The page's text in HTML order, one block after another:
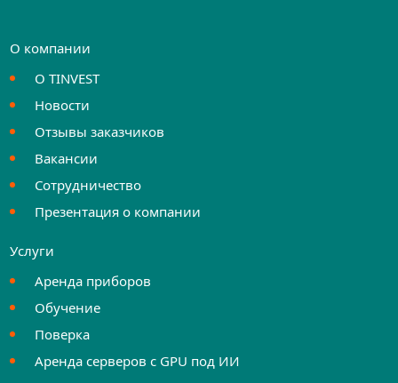
О компании
О TINVEST
Новости
Отзывы заказчиков
Вакансии
Сотрудничество
Презентация о компании
Услуги
Аренда приборов
Обучение
Поверка
Аренда серверов с GPU под ИИ